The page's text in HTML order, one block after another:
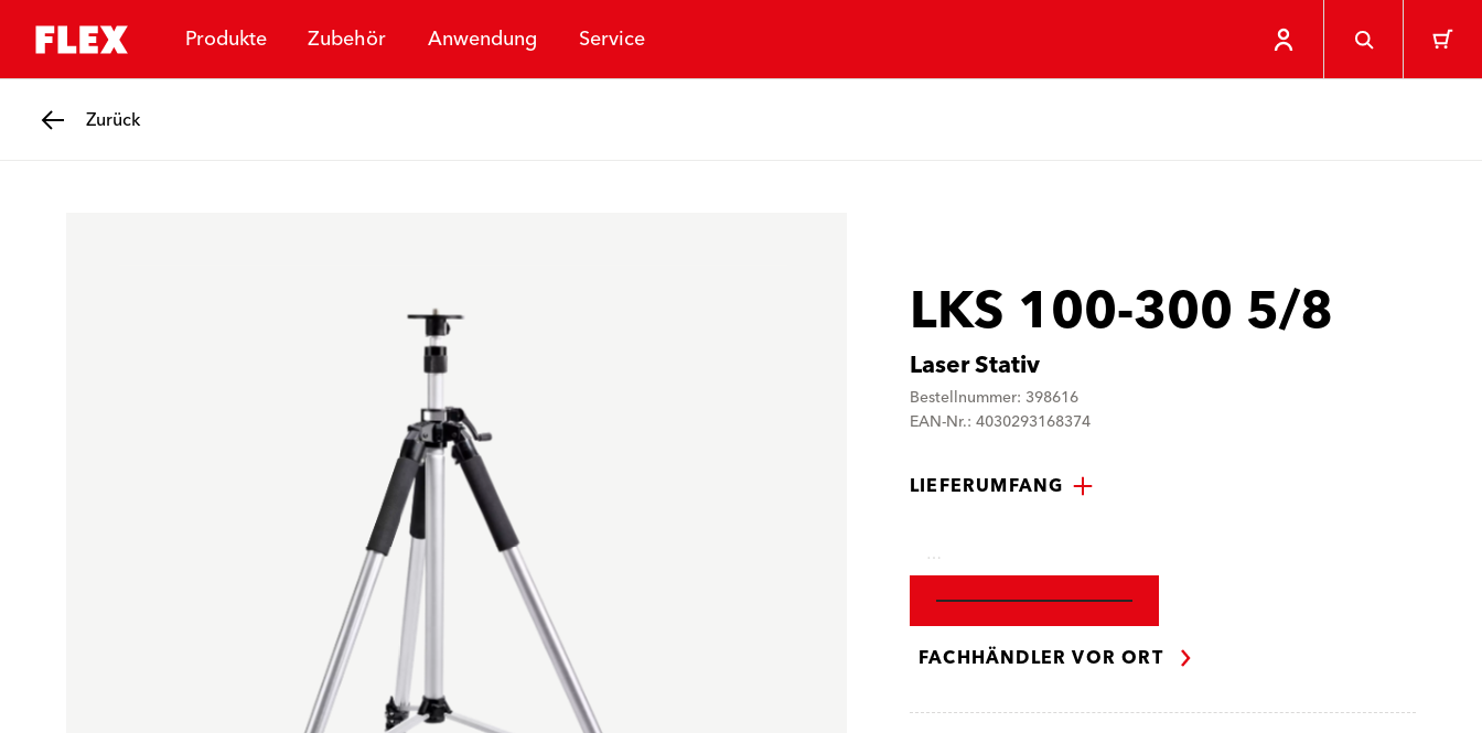
Produkte Zubehör Anwendung Service
Zurück
LKS 100-300 5/8
Laser Stativ
Bestellnummer: 398616
EAN-Nr.: 4030293168374
LIEFERUMFANG
…
FACHHÄNDLER VOR ORT